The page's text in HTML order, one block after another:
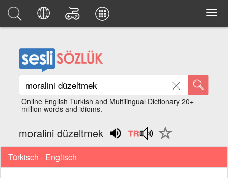
Online English Turkish and Multilingual Dictionary 20+
million words and idioms.
moralini düzeltmek
Türkisch - Englisch